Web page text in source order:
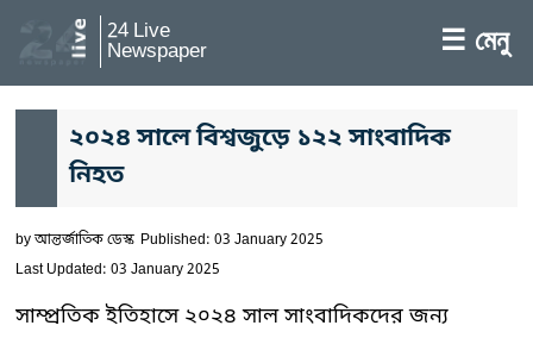
24 Live
Newspaper ☰ মেনু
২০২৪ সালে বিশ্বজুড়ে ১২২ সাংবাদিক
নিহত
byআন্তর্জাতিক ডেস্ক Published: 03 January 2025
Last Updated: 03 January 2025
সাম্প্রতিক ইতিহাসে ২০২৪ সাল সাংবাদিকদের জন্য